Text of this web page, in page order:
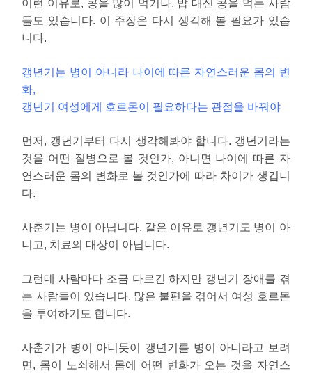
이런 이유로, 콩을 많이 먹거나, 밥 대신 콩을 먹는 사람
들도 있습니다. 이 주장은 다시 생각해 볼 필요가 있습
니다.
갱년기는 병이 아니라 나이에 따른 자연스러운 몸의 변
화,
갱년기 여성에게 호르몬이 필요하다는 관점을 바꿔야
먼저, 갱년기부터 다시 생각해봐야 합니다. 갱년기라는
것을 어떤 질병으로 볼 것인가, 아니면 나이에 따른 자
연스러운 몸의 변화로 볼 것인가에 따라 차이가 생깁니
다.
사춘기는 병이 아닙니다. 같은 이유로 갱년기도 병이 아
니고, 치료의 대상이 아닙니다.
그런데 사람마다 조금 다르긴 하지만 갱년기 장애를 겪
는 사람들이 있습니다. 많은 불편을 겪어서 여성 호르몬
을 투여하기도 합니다.
사춘기가 병이 아니듯이 갱년기를 병이 아니라고 보려
면, 몸이 노쇠해서 몸에 어떤 변화가 오는 것을 자연스